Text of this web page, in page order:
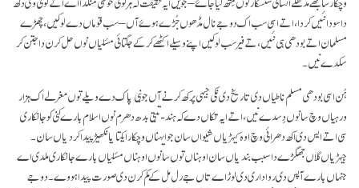
دا سودا نئیں کردا، اتے اسی سب اک دوجے نال مڈھوں جُڑے ہوۓ آں – سب قوماں دے لوکیں، چھڑے
مسلمان اتے بودھی ہی نئیں، تے فیر سب لوکیں اپنے وسیلے اکٹھے کر کے جگتائی مسٔلیاں نوں حل کرن دا جتن کر
سکدے نیں۔
ہُن اسی بودھی مسلم ناطیاں دی تاریخ دی نکی جیہی پرکھ کرنے آں جو نبی پاک دے ویلے توں مغرلے اک ہزار
ورہیاں وچ سانوں دِسدے نیں، اتے ایہ تکاں دے کہ ہند- تبتی بدھ دھرم نوں اسلام بارے کنی کو جانکاری
سی اتے ایس دی اکھ دھرائی وچ اوہ کیہڑیاں شیواں سان جو ایہناں وچکار ایکتا یا نکھیڑ پیدا کردیاں سان۔
جیہڑیاں گلاں جھگڑے دا سبب بندیاں سان اوہناں توں سانوں اوہناں مسٔلیاں بارے جانکاری ملدی اے
جنہاں بارے آپس دی رواداری دی لوڑ اے تاں جے رل مل کے کم کرن دی صورت پیدا ہووے۔ دوجے